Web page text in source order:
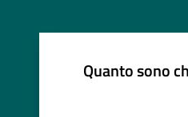
Quanto sono